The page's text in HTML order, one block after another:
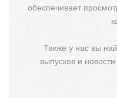
обеспечивает
Также у нас вы
выпусков и